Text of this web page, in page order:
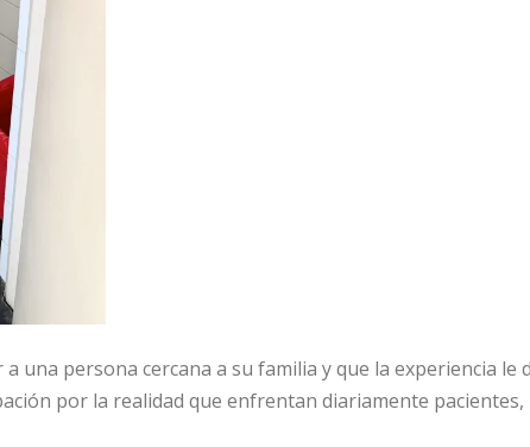
una persona cercana a su familia y que la experiencia le
por la realidad que enfrentan diariamente pacientes,